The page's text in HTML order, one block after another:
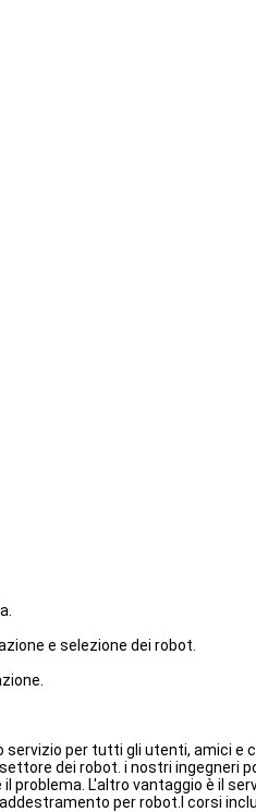
e selezione dei robot.
per tutti gli utenti, amici e
dei robot. i nostri ingegneri
problema. L'altro vantaggio è il
per robot.I corsi